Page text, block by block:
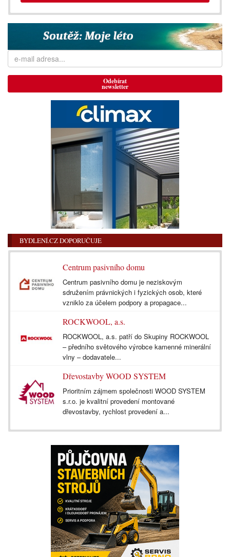
Odebírat
newsletter
BYDLENÍ.CZ DOPORUČUJE
Centrum pasivního domu
Centrum pasivního domu je neziskovým
sdružením právnických i fyzických osob, které
vzniklo za účelem podpory a propagace...
ROCKWOOL, a.s.
ROCKWOOL, a.s. patří do Skupiny ROCKWOOL
– předního světového výrobce kamenné minerální
vlny – dodavatele...
Dřevostavby WOOD SYSTEM
Prioritním zájmem společnosti WOOD SYSTEM
s.r.o. je kvalitní provedení montované
dřevostavby, rychlost provedení a...